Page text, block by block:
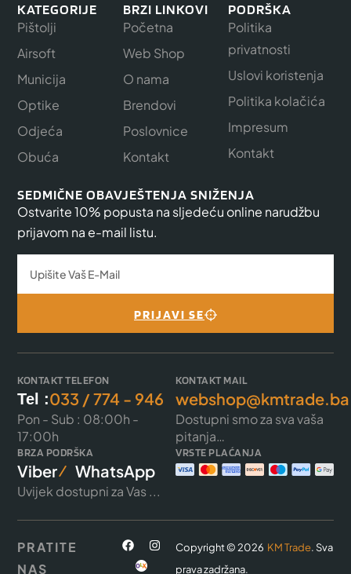
KATEGORIJE
Pištolji
Airsoft
Municija
Optike
Odjeća
Obuća
BRZI LINKOVI
Početna
Web Shop
O nama
Brendovi
Poslovnice
Kontakt
PODRŠKA
Politika
privatnosti
Uslovi koristenja
Politika kolačića
Impresum
Kontakt
SEDMIČNE OBAVJEŠTENJA SNIŽENJA
Ostvarite 10% popusta na sljedeću online narudžbu
prijavom na e-mail listu.
PRIJAVI SE
KONTAKT TELEFON
Tel :033 / 774 - 946
Pon - Sub : 08:00h -
17:00h
KONTAKT MAIL
webshop@kmtrade.ba
Dostupni smo za sva vaša
pitanja…
BRZA PODRŠKA
Viber WhatsApp
Uvijek dostupni za Vas ...
VRSTE PLAĆANJA
Copyright © 2026 KM Trade. Sva
prava zadržana.
PRATITE
NAS